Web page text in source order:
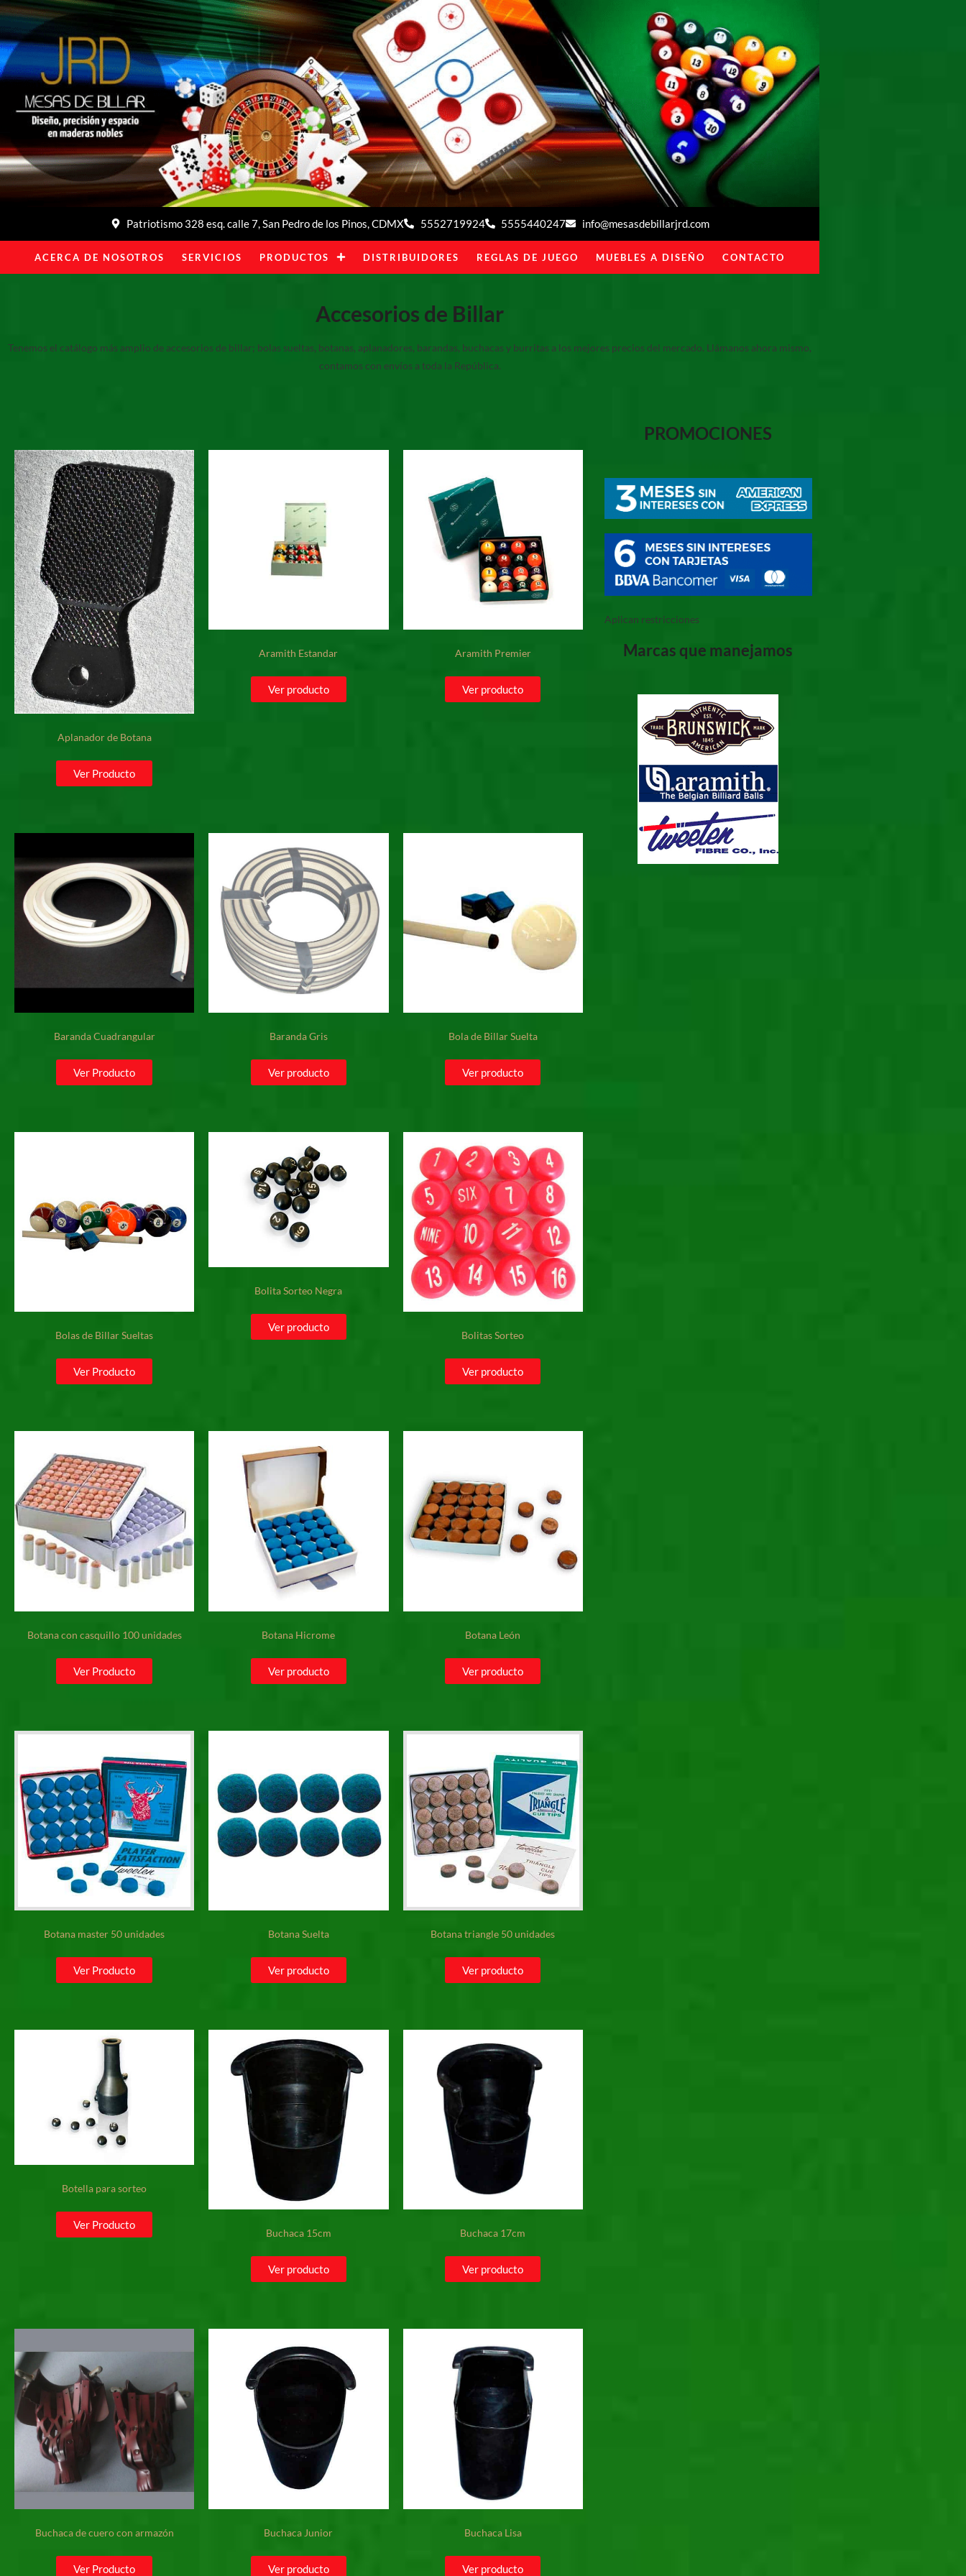
Patriotismo 328 esq. calle 7, San Pedro de los Pinos, CDMX 5552719924 5555440247 info@mesasdebillarjrd.com
ACERCA DE NOSOTROS SERVICIOS PRODUCTOS DISTRIBUIDORES REGLAS DE JUEGO MUEBLES A DISEÑO CONTACTO
Accesorios de Billar
Tenemos el catálogo más amplio de accesorios de billar; bolas sueltas, botanas, aplanadores, barandas, buchacas y burritas a los mejores precios del mercado. Llámanos ahora mismo,
contamos con envíos a toda la República.
Aplanador de Botana
Ver Producto
Aramith Estandar
Ver producto
Aramith Premier
Ver producto
Baranda Cuadrangular
Ver Producto
Baranda Gris
Ver producto
Bola de Billar Suelta
Ver producto
Bolas de Billar Sueltas
Ver Producto
Bolita Sorteo Negra
Ver producto
Bolitas Sorteo
Ver producto
Botana con casquillo 100 unidades
Ver Producto
Botana Hicrome
Ver producto
Botana León
Ver producto
Botana master 50 unidades
Ver Producto
Botana Suelta
Ver producto
Botana triangle 50 unidades
Ver producto
Botella para sorteo
Ver Producto
Buchaca 15cm
Ver producto
Buchaca 17cm
Ver producto
Buchaca de cuero con armazón
Ver Producto
Buchaca Junior
Ver producto
Buchaca Lisa
Ver producto
PROMOCIONES
Aplican restricciones
Marcas que manejamos